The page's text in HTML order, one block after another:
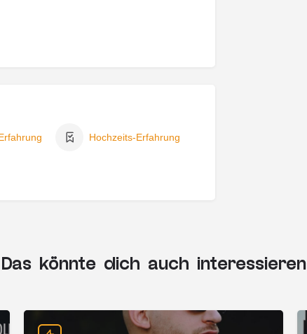
Hochzeits-Erfahrung
Das könnte dich auch interessieren